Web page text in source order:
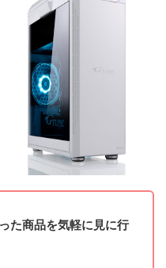
た商品を気軽に見に行